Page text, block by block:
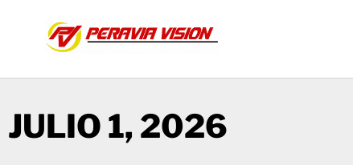
JULIO 1, 2026